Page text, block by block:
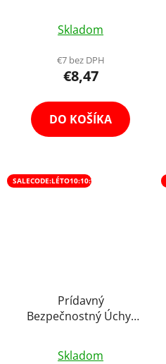
Skladom
€7 bez DPH
€8,47
DO KOŠÍKA
SALECODE:LÉTO10:10:%
Prídavný
Bezpečnostný Úchyt
Skladom